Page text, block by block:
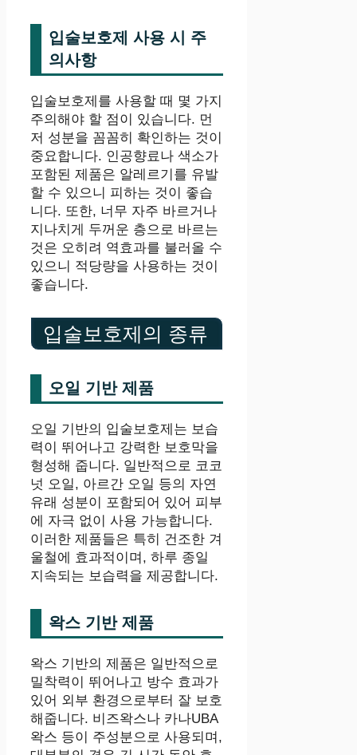
입술보호제 사용 시 주
의사항
입술보호제를 사용할 때 몇 가지
주의해야 할 점이 있습니다. 먼
저 성분을 꼼꼼히 확인하는 것이
중요합니다. 인공향료나 색소가
포함된 제품은 알레르기를 유발
할 수 있으니 피하는 것이 좋습
니다. 또한, 너무 자주 바르거나
지나치게 두꺼운 층으로 바르는
것은 오히려 역효과를 불러올 수
있으니 적당량을 사용하는 것이
좋습니다.
입술보호제의 종류
오일 기반 제품
오일 기반의 입술보호제는 보습
력이 뛰어나고 강력한 보호막을
형성해 줍니다. 일반적으로 코코
넛 오일, 아르간 오일 등의 자연
유래 성분이 포함되어 있어 피부
에 자극 없이 사용 가능합니다.
이러한 제품들은 특히 건조한 겨
울철에 효과적이며, 하루 종일
지속되는 보습력을 제공합니다.
왁스 기반 제품
왁스 기반의 제품은 일반적으로
밀착력이 뛰어나고 방수 효과가
있어 외부 환경으로부터 잘 보호
해줍니다. 비즈왁스나 카나UBA
왁스 등이 주성분으로 사용되며,